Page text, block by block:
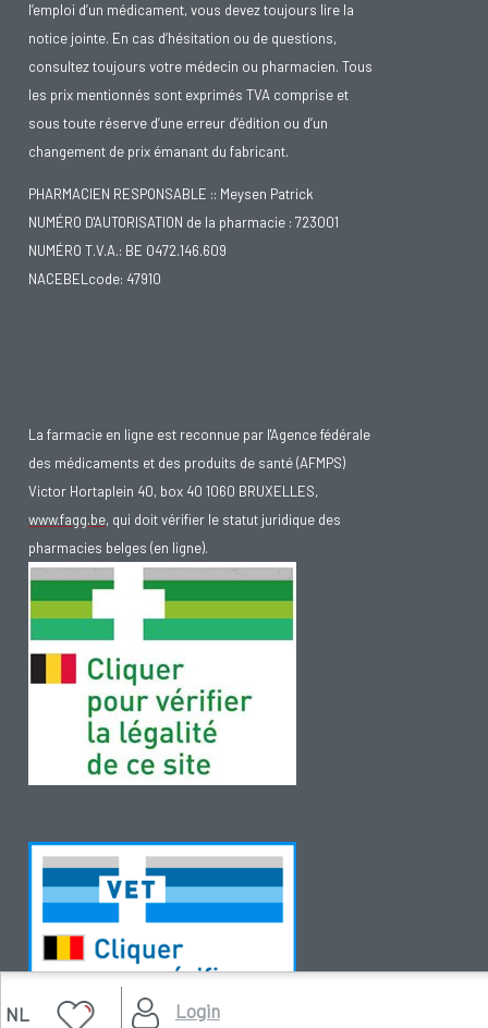
NL Login
l’emploi d’un médicament, vous devez toujours lire la
notice jointe. En cas d’hésitation ou de questions,
consultez toujours votre médecin ou pharmacien. Tous
les prix mentionnés sont exprimés TVA comprise et
sous toute réserve d’une erreur d’édition ou d’un
changement de prix émanant du fabricant.
PHARMACIEN RESPONSABLE :: Meysen Patrick
NUMÉRO D'AUTORISATION de la pharmacie : 723001
NUMÉRO T.V.A.: BE 0472.146.609
NACEBELcode: 47910
La farmacie en ligne est reconnue par l'Agence fédérale
des médicaments et des produits de santé (AFMPS)
Victor Hortaplein 40, box 40 1060 BRUXELLES,
www.fagg.be, qui doit vérifier le statut juridique des
pharmacies belges (en ligne).